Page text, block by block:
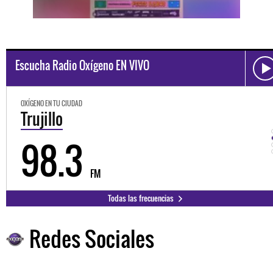
Escucha Radio Oxígeno EN VIVO
OXÍGENO EN TU CIUDAD
Trujillo
98.3 FM
Todas las frecuencias
Redes Sociales